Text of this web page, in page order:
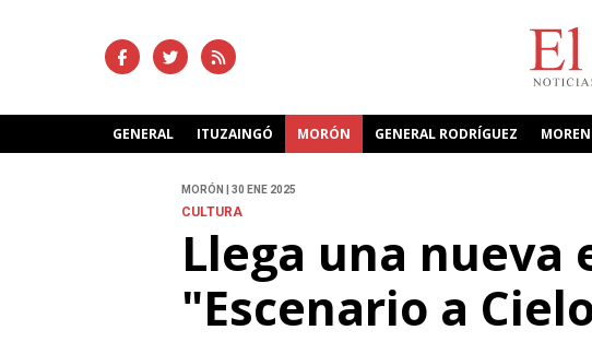
GENERAL ITUZAINGÓ MORÓN GENERAL RODRÍGUEZ
MORÓN | 30 ENE 2025
CULTURA
Llega una nueva
"Escenario a